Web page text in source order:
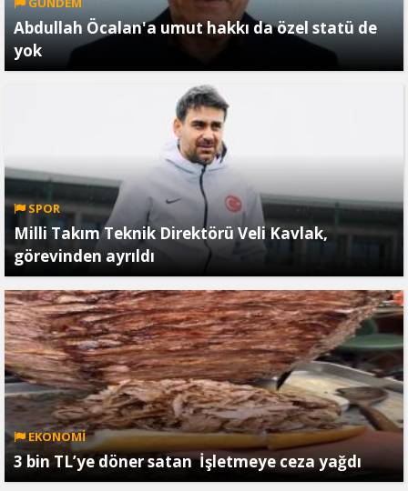
Abdullah Öcalan'a umut hakkı da özel statü de
yok
SPOR
Milli Takım Teknik Direktörü Veli Kavlak,
görevinden ayrıldı
EKONOMİ
3 bin TL’ye döner satan İşletmeye ceza yağdı